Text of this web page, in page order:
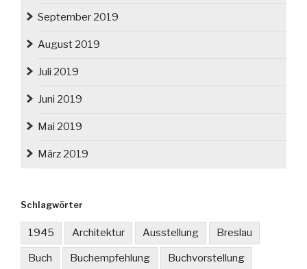
September 2019
August 2019
Juli 2019
Juni 2019
Mai 2019
März 2019
Schlagwörter
1945 Architektur Ausstellung Breslau
Buch Buchempfehlung Buchvorstellung